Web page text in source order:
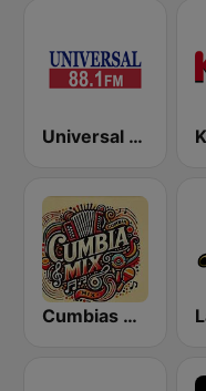
Universal 88.1 FM
Cumbias Mix